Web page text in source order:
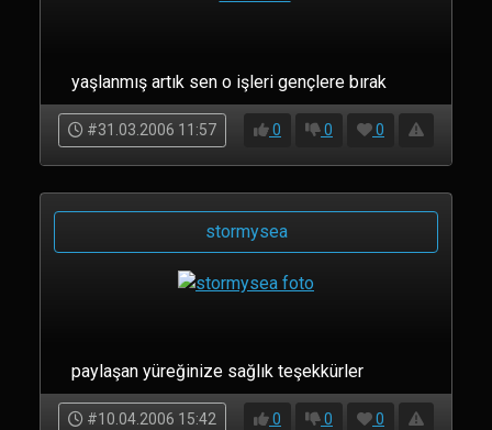
yaşlanmış artık sen o işleri gençlere bırak
#31.03.2006 11:57 0 0 0
stormysea
paylaşan yüreğinize sağlık teşekkürler
#10.04.2006 15:42 0 0 0